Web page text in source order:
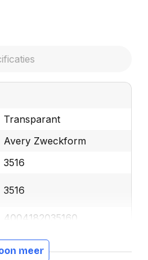
Transparant
Avery Zweckform
3516
3516
4004182035160
meer